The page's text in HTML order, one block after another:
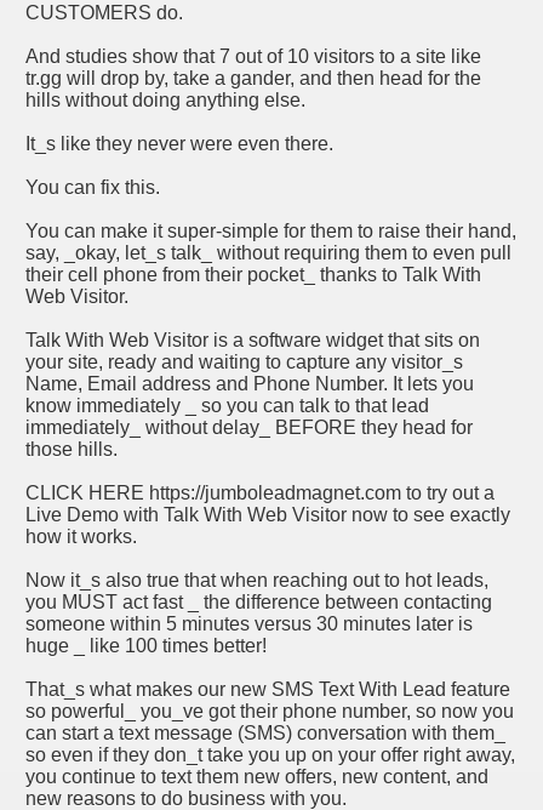
CUSTOMERS do.
And studies show that 7 out of 10 visitors to a site like
tr.gg will drop by, take a gander, and then head for the
hills without doing anything else.
It_s like they never were even there.
You can fix this.
You can make it super-simple for them to raise their hand,
say, _okay, let_s talk_ without requiring them to even pull
their cell phone from their pocket_ thanks to Talk With
Web Visitor.
Talk With Web Visitor is a software widget that sits on
your site, ready and waiting to capture any visitor_s
Name, Email address and Phone Number. It lets you
know immediately _ so you can talk to that lead
immediately_ without delay_ BEFORE they head for
those hills.
CLICK HERE https://jumboleadmagnet.com to try out a
Live Demo with Talk With Web Visitor now to see exactly
how it works.
Now it_s also true that when reaching out to hot leads,
you MUST act fast _ the difference between contacting
someone within 5 minutes versus 30 minutes later is
huge _ like 100 times better!
That_s what makes our new SMS Text With Lead feature
so powerful_ you_ve got their phone number, so now you
can start a text message (SMS) conversation with them_
so even if they don_t take you up on your offer right away,
you continue to text them new offers, new content, and
new reasons to do business with you.